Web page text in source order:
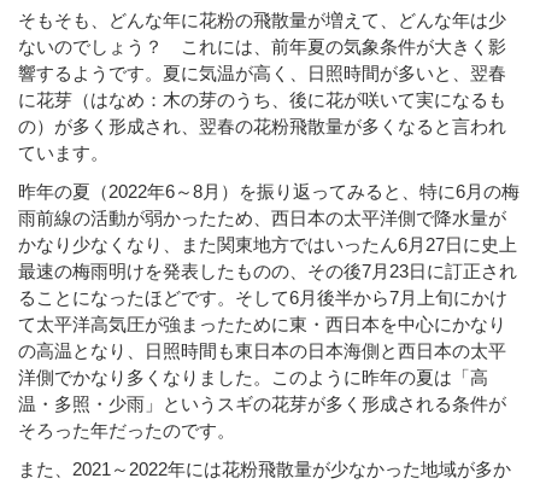
そもそも、どんな年に花粉の飛散量が増えて、どんな年は少
ないのでしょう？ これには、前年夏の気象条件が大きく影
響するようです。夏に気温が高く、日照時間が多いと、翌春
に花芽（はなめ：木の芽のうち、後に花が咲いて実になるも
の）が多く形成され、翌春の花粉飛散量が多くなると言われ
ています。
昨年の夏（2022年6～8月）を振り返ってみると、特に6月の梅
雨前線の活動が弱かったため、西日本の太平洋側で降水量が
かなり少なくなり、また関東地方ではいったん6月27日に史上
最速の梅雨明けを発表したものの、その後7月23日に訂正され
ることになったほどです。そして6月後半から7月上旬にかけ
て太平洋高気圧が強まったために東・西日本を中心にかなり
の高温となり、日照時間も東日本の日本海側と西日本の太平
洋側でかなり多くなりました。このように昨年の夏は「高
温・多照・少雨」というスギの花芽が多く形成される条件が
そろった年だったのです。
また、2021～2022年には花粉飛散量が少なかった地域が多か